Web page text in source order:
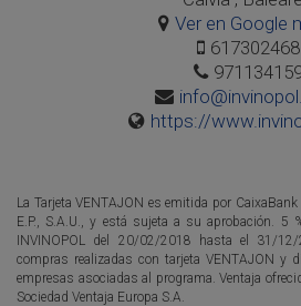
Ver en Google
617302468
https://
La Tarjeta VENTAJON es emitida por CaixaBank
E.P., S.A.U., y está sujeta a su aprobación. 5
INVINOPOL del 20/02/2018 hasta el 31/12/
compras realizadas con tarjeta VENTAJON y
empresas asociadas al programa. Ventaja
Sociedad Ventaja Europa S.A.